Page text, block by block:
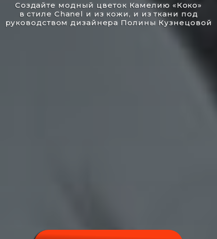
Создайте модный цветок Камелию «Коко»
в стиле Chanel и из кожи, и из ткани под
руководством дизайнера Полины Кузнецовой